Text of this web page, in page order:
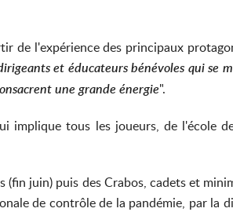
de l'expérience des principaux
et éducateurs bénévoles qui se
une grande énergie".
implique tous les joueurs, de l'école
juin) puis des Crabos, cadets et
de contrôle de la pandémie, par la